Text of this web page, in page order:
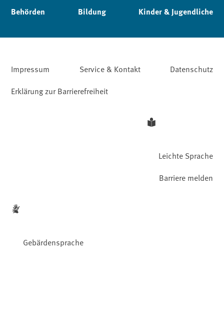
Behörden Bildung Kinder & Jugendliche
Impressum Service & Kontakt
Datenschutz
Erklärung zur Barrierefreiheit
Leichte Sprache
Gebärdensprache
Barriere melden